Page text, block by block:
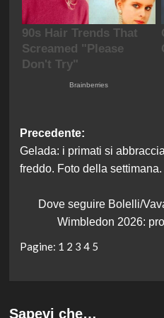
Navigazione
articolo
Precedente:
Gelada: i primati si
freddo. Foto della settimana.
Dove seguire Bolelli/
Wimbledon 2026:
Pagine: 1 2 3 4 5
Sapevi che…